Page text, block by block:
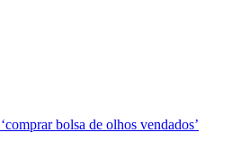
bolsa de olhos vendados’